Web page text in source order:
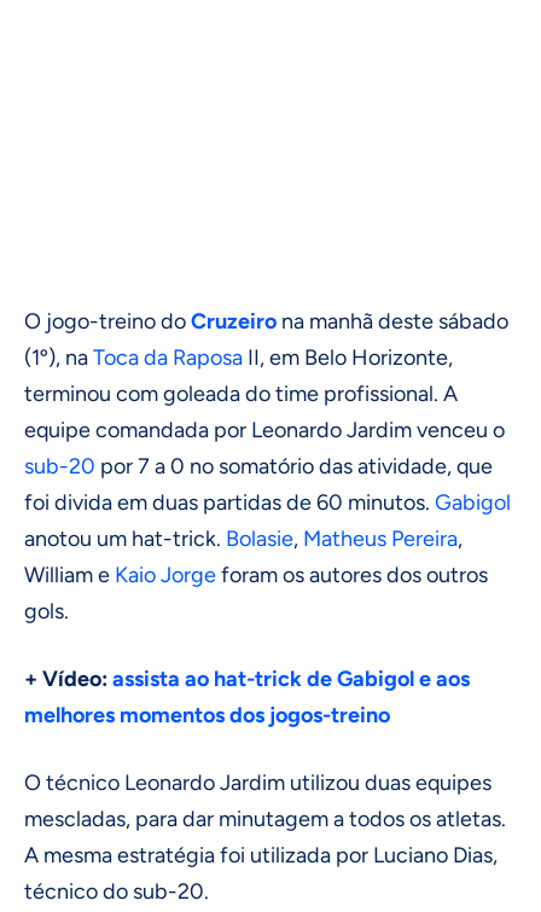
O jogo-treino doCruzeiro na manhã deste sábado
(1º), naToca da Raposa II, em Belo Horizonte,
terminou com goleada do time profissional. A
equipe comandada por Leonardo Jardim venceu o
sub-20 por 7 a 0 no somatório das atividade, que
foi divida em duas partidas de 60 minutos. Gabigol
anotou um hat-trick. Bolasie, Matheus Pereira,
William e Kaio Jorgeforam os autores dos outros
gols.
+ Vídeo:assista ao hat-trick de Gabigol e aos
melhores momentos dos jogos-treino
O técnico Leonardo Jardim utilizou duas equipes
mescladas, para dar minutagem a todos os atletas.
A mesma estratégia foi utilizada por Luciano Dias,
técnico do sub-20.